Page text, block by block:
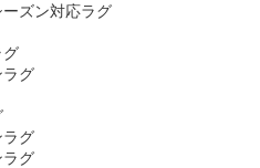
ーズン対応ラグ
グ
ラグ
ラグ
ラグ